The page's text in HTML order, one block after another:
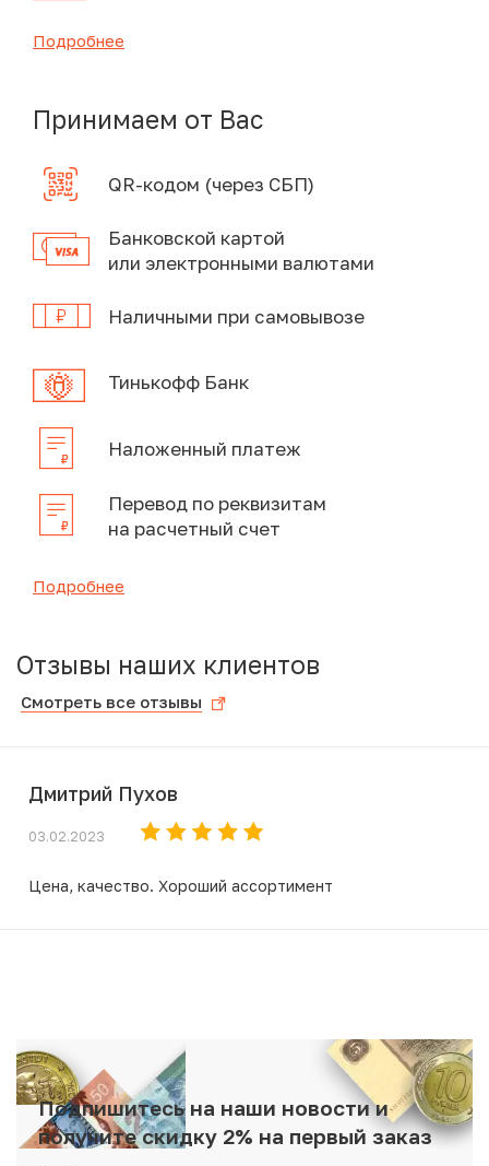
Подробнее
Принимаем от Вас
QR-кодом (через СБП)
Банковской картой
или электронными валютами
Наличными при самовывозе
Тинькофф Банк
Наложенный платеж
Перевод по реквизитам
на расчетный счет
Подробнее
Отзывы наших клиентов
Смотреть все отзывы
Дмитрий Пухов
03.02.2023
Цена, качество. Хороший ассортимент
Подпишитесь на наши новости и
получите скидку 2% на первый заказ